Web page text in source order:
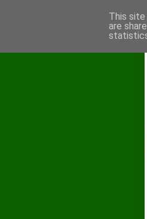
This
are